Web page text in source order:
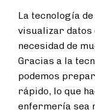
La tecnología
visualizar datos
necesidad de
Gracias a la
podemos
rápido, lo que
enfermería sea